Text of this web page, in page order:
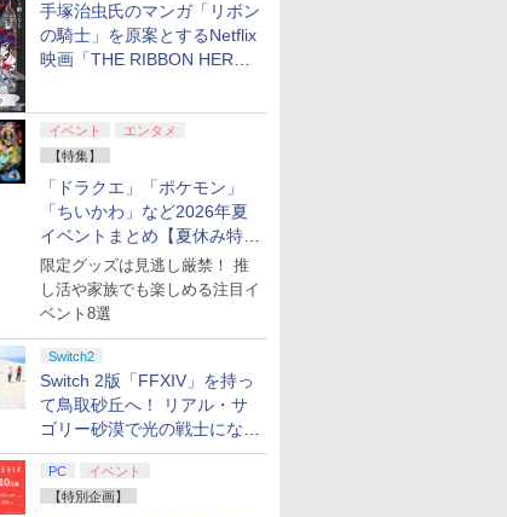
手塚治虫氏のマンガ「リボン
の騎士」を原案とするNetflix
映画「THE RIBBON HERO
イベント
エンタメ
【特集】
「ドラクエ」「ポケモン」
「ちいかわ」など2026年夏
イベントまとめ【夏休み特
集】
限定グッズは見逃し厳禁！ 推
し活や家族でも楽しめる注目イ
ベント8選
Switch2
Switch 2版「FFXIV」を持っ
て鳥取砂丘へ！ リアル・サ
ゴリー砂漠で光の戦士になっ
てみた
PC
イベント
【特別企画】